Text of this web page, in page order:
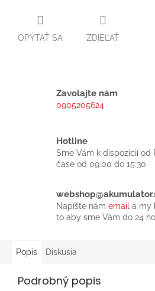
OPÝTAŤ SA ZDIEĽAŤ
Zavolajte nám
0905205624
Hotline
Sme Vám k dispozícií od
čase od 09:00 do 15:30
Napíšte nám email a my
to aby sme Vám do 24
Popis Diskusia
Podrobný popis